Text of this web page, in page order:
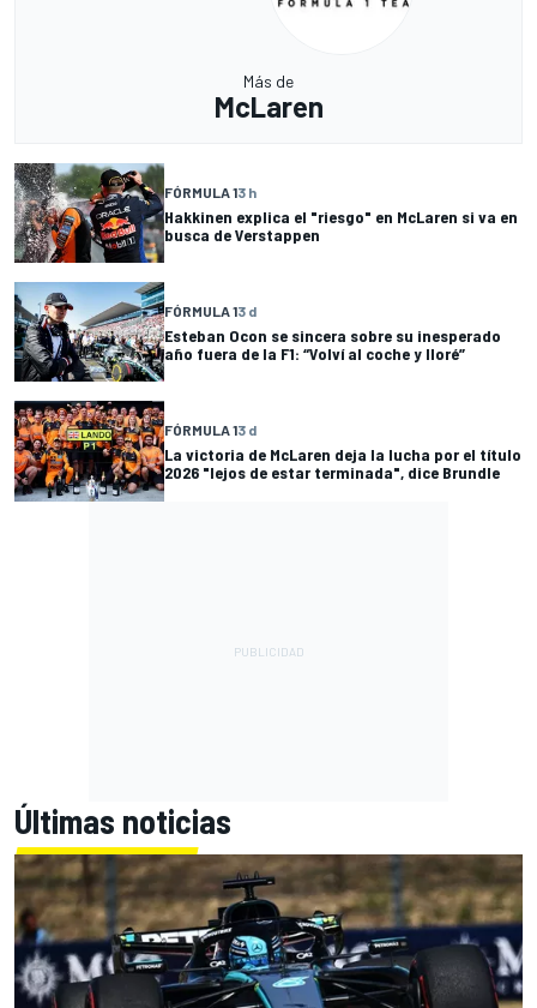
Más de
McLaren
FÓRMULA 13 h
Hakkinen explica el "riesgo" en McLaren si va en
busca de Verstappen
FÓRMULA 13 d
Esteban Ocon se sincera sobre su inesperado
año fuera de la F1: “Volví al coche y lloré”
FÓRMULA 13 d
La victoria de McLaren deja la lucha por el título
2026 "lejos de estar terminada", dice Brundle
Últimas noticias